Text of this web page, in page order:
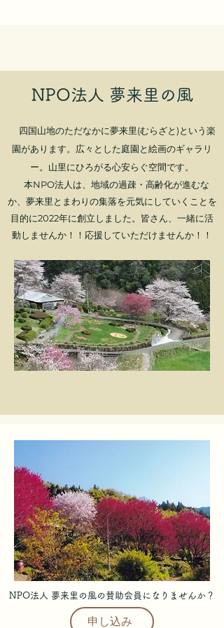
NPO法人 夢来里の風
四国山地のただなかに夢来里(むらざと)という楽
園があります。広々とした庭園と絵画のギャラリ
ー。山里にひろがる心安らぐ空間です。
本NPO法人は、地域の過疎・高齢化が進むな
か、夢来里とまわりの集落を元気にしていくことを
目的に2022年に創立しました。皆さん、一緒に活
動しませんか！！応援していただけませんか！！
NPO​法人 夢来里の風の賛助会員になりませんか？
申し込み